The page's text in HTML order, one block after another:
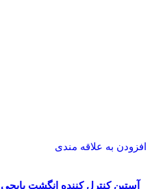
افزودن به علاقه مندی
آستین کنترل کننده انگشت